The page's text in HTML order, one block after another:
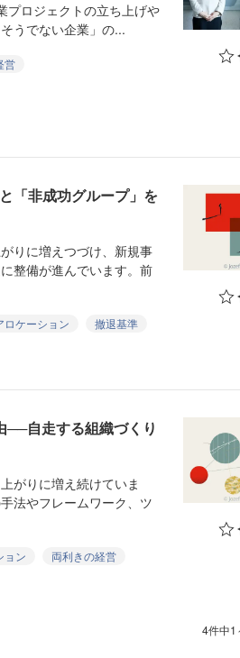
ロジェクトの立ち上げや
うでない企業」の...
営
「非成功グループ」を
りに増えつづけ、新規事
整備が進んでいます。前
ロケーション
撤退基準
──自走する組織づくり
がりに増え続けていま
法やフレームワーク、ツ
ョン
両利きの経営
4件中1